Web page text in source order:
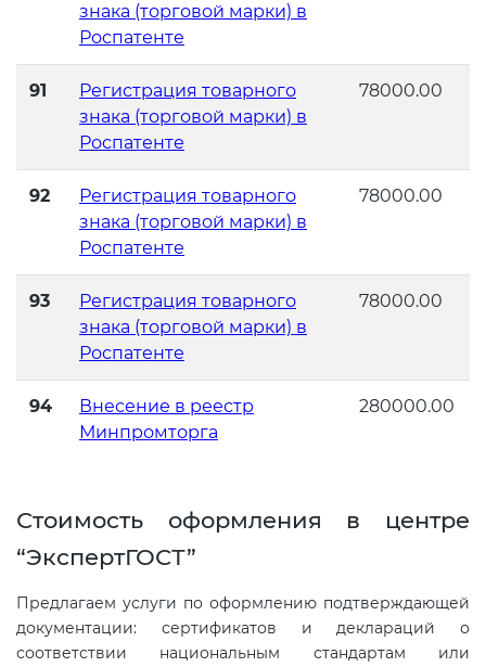
знака (торговой марки) в
Роспатенте
91
Регистрация товарного
знака (торговой марки) в
Роспатенте
78000.00
92
Регистрация товарного
знака (торговой марки) в
Роспатенте
78000.00
93
Регистрация товарного
знака (торговой марки) в
Роспатенте
78000.00
94
Внесение в реестр
Минпромторга
280000.00
Стоимость оформления в центре
“ЭкспертГОСТ”
Предлагаем услуги по оформлению подтверждающей
документации: сертификатов и деклараций о
соответствии национальным стандартам или